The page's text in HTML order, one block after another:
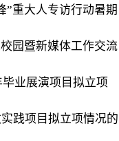
”重大人专访行动暑期
园暨新媒体工作交流
业展演项目拟立项
践项目拟立项情况的